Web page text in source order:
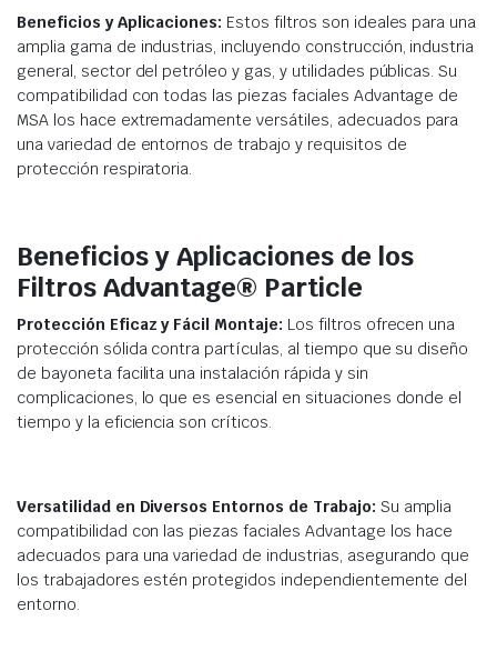
Beneficios y Aplicaciones: Estos filtros son ideales para una
amplia gama de industrias, incluyendo construcción, industria
general, sector del petróleo y gas, y utilidades públicas. Su
compatibilidad con todas las piezas faciales Advantage de
MSA los hace extremadamente versátiles, adecuados para
una variedad de entornos de trabajo y requisitos de
protección respiratoria.
Beneficios y Aplicaciones de los
Filtros Advantage® Particle
Protección Eficaz y Fácil Montaje: Los filtros ofrecen una
protección sólida contra partículas, al tiempo que su diseño
de bayoneta facilita una instalación rápida y sin
complicaciones, lo que es esencial en situaciones donde el
tiempo y la eficiencia son críticos.
Versatilidad en Diversos Entornos de Trabajo: Su amplia
compatibilidad con las piezas faciales Advantage los hace
adecuados para una variedad de industrias, asegurando que
los trabajadores estén protegidos independientemente del
entorno.